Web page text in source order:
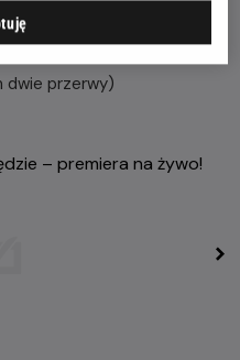
ZYGFRYDA Leticia Dias,
dwie przerwy)